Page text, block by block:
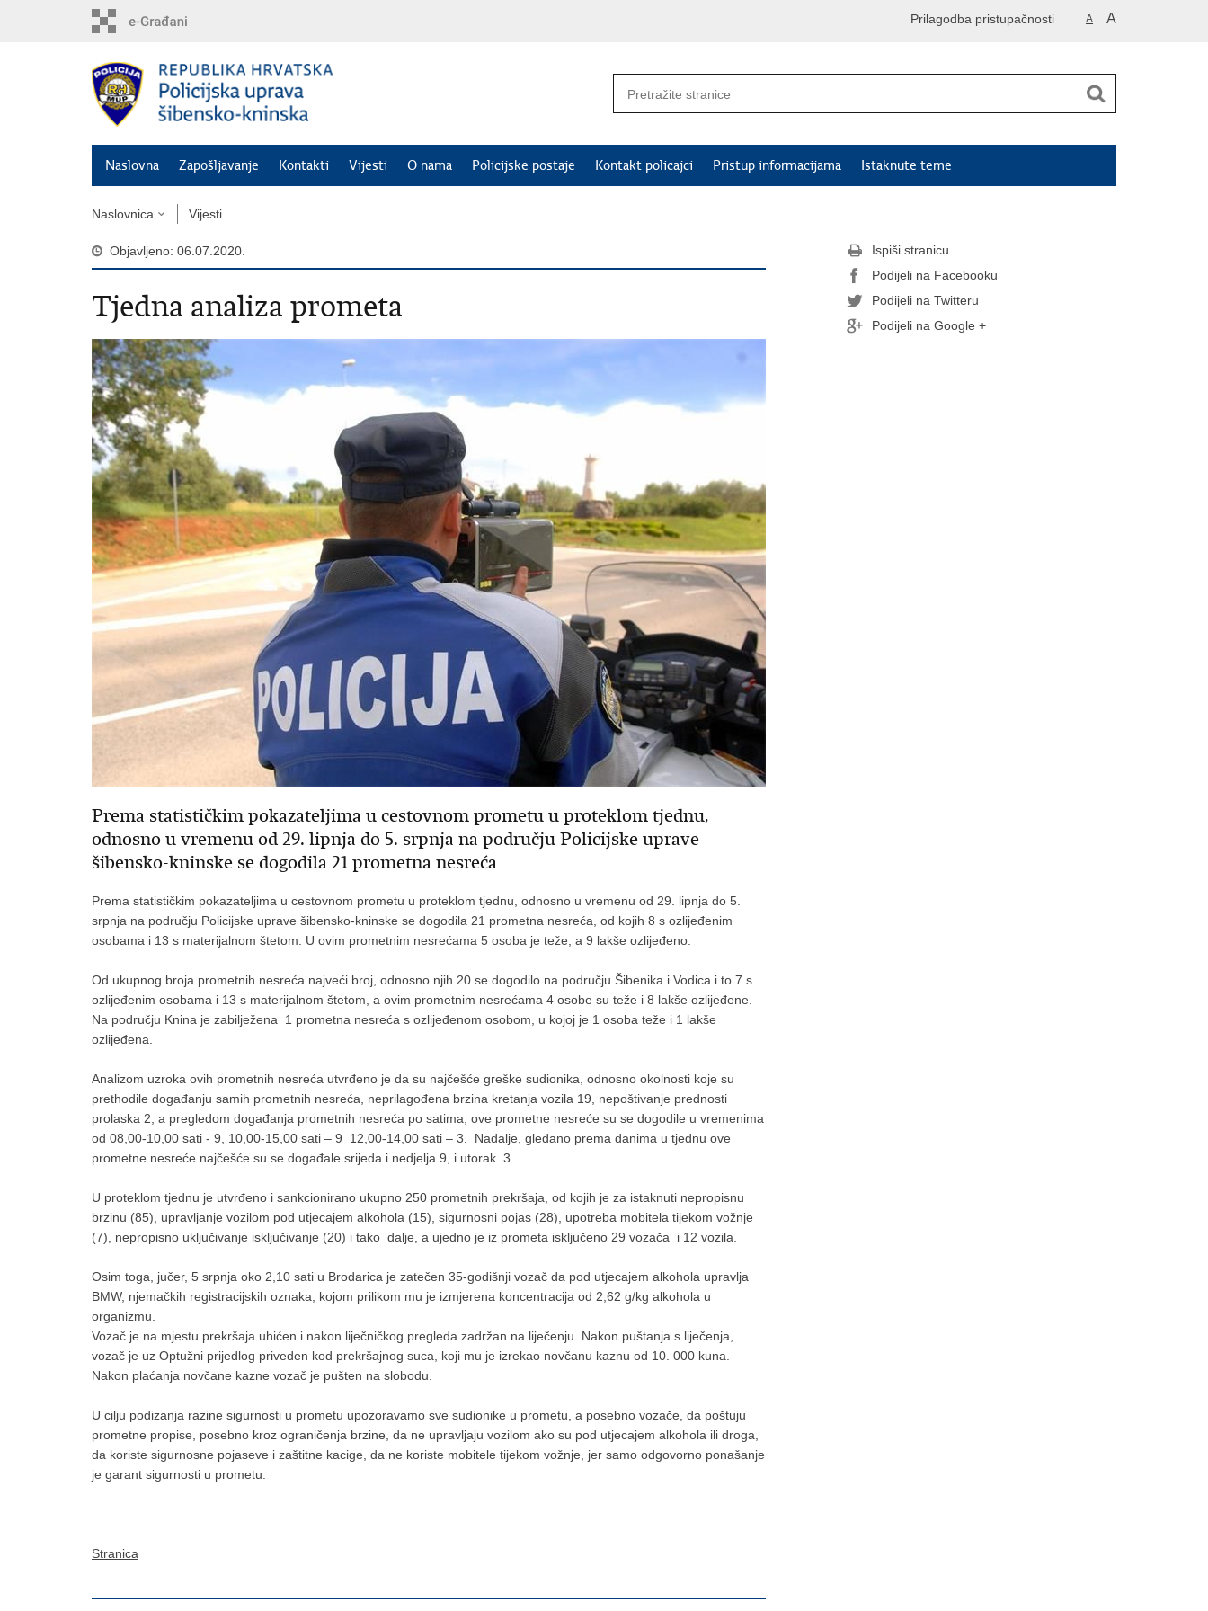
A A
Prilagodba pristupačnosti
Naslovna Zapošljavanje Kontakti Vijesti O nama Policijske postaje Kontakt policajci Pristup informacijama Istaknute teme
Naslovnica Vijesti
Objavljeno: 06.07.2020.
Tjedna analiza prometa
Prema statističkim pokazateljima u cestovnom prometu u proteklom tjednu,
odnosno u vremenu od 29. lipnja do 5. srpnja na području Policijske uprave
šibensko-kninske se dogodila 21 prometna nesreća
Prema statističkim pokazateljima u cestovnom prometu u proteklom tjednu, odnosno u vremenu od 29. lipnja do 5.
srpnja na području Policijske uprave šibensko-kninske se dogodila 21 prometna nesreća, od kojih 8 s ozlijeđenim
osobama i 13 s materijalnom štetom. U ovim prometnim nesrećama 5 osoba je teže, a 9 lakše ozlijeđeno.
Od ukupnog broja prometnih nesreća najveći broj, odnosno njih 20 se dogodilo na području Šibenika i Vodica i to 7 s
ozlijeđenim osobama i 13 s materijalnom štetom, a ovim prometnim nesrećama 4 osobe su teže i 8 lakše ozlijeđene.
Na području Knina je zabilježena 1 prometna nesreća s ozlijeđenom osobom, u kojoj je 1 osoba teže i 1 lakše
ozlijeđena.
Analizom uzroka ovih prometnih nesreća utvrđeno je da su najčešće greške sudionika, odnosno okolnosti koje su
prethodile događanju samih prometnih nesreća, neprilagođena brzina kretanja vozila 19, nepoštivanje prednosti
prolaska 2, a pregledom događanja prometnih nesreća po satima, ove prometne nesreće su se dogodile u vremenima
od 08,00-10,00 sati - 9, 10,00-15,00 sati – 9 12,00-14,00 sati – 3. Nadalje, gledano prema danima u tjednu ove
prometne nesreće najčešće su se događale srijeda i nedjelja 9, i utorak 3 .
U proteklom tjednu je utvrđeno i sankcionirano ukupno 250 prometnih prekršaja, od kojih je za istaknuti nepropisnu
brzinu (85), upravljanje vozilom pod utjecajem alkohola (15), sigurnosni pojas (28), upotreba mobitela tijekom vožnje
(7), nepropisno uključivanje isključivanje (20) i tako dalje, a ujedno je iz prometa isključeno 29 vozača i 12 vozila.
Osim toga, jučer, 5 srpnja oko 2,10 sati u Brodarica je zatečen 35-godišnji vozač da pod utjecajem alkohola upravlja
BMW, njemačkih registracijskih oznaka, kojom prilikom mu je izmjerena koncentracija od 2,62 g/kg alkohola u
organizmu.
Vozač je na mjestu prekršaja uhićen i nakon liječničkog pregleda zadržan na liječenju. Nakon puštanja s liječenja,
vozač je uz Optužni prijedlog priveden kod prekršajnog suca, koji mu je izrekao novčanu kaznu od 10. 000 kuna.
Nakon plaćanja novčane kazne vozač je pušten na slobodu.
U cilju podizanja razine sigurnosti u prometu upozoravamo sve sudionike u prometu, a posebno vozače, da poštuju
prometne propise, posebno kroz ograničenja brzine, da ne upravljaju vozilom ako su pod utjecajem alkohola ili droga,
da koriste sigurnosne pojaseve i zaštitne kacige, da ne koriste mobitele tijekom vožnje, jer samo odgovorno ponašanje
je garant sigurnosti u prometu.
Stranica
Ispiši stranicu
Podijeli na Facebooku
Podijeli na Twitteru
Podijeli na Google +